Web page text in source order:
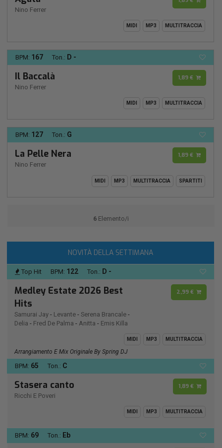
Nino Ferrer
MIDI MP3 MULTITRACCIA
BPM: 167 Ton.: D -
Il Baccalà
Nino Ferrer
1,89 €
MIDI MP3 MULTITRACCIA
BPM: 127 Ton.: G
La Pelle Nera
Nino Ferrer
1,89 €
MIDI MP3 MULTITRACCIA SPARTITI
6 Elemento/i
NOVITÀ DELLA SETTIMANA
Top Hit BPM: 122 Ton.: D -
Medley Estate 2026 Best
Hits
Samurai Jay - Levante - Serena Brancale -
Delia - Fred De Palma - Anitta - Emis Killa
2,99 €
MIDI MP3 MULTITRACCIA
Arrangiamento E Mix Originale By Spring DJ
BPM: 65 Ton.: C
Stasera canto
Ricchi E Poveri
1,89 €
MIDI MP3 MULTITRACCIA
BPM: 69 Ton.: Eb